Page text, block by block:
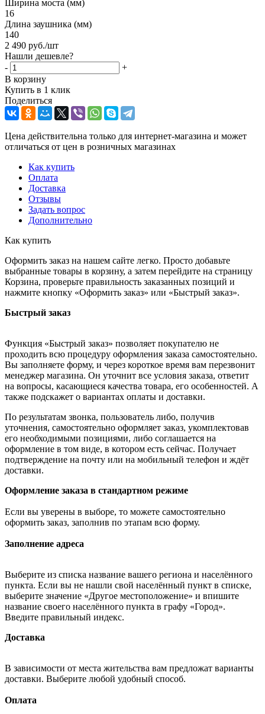
Ширина моста (мм)
16
Длина заушника (мм)
140
2 490 руб./шт
Нашли дешевле?
-
+
В корзину
Купить в 1 клик
Поделиться
Цена действительна только для интернет-магазина и может
отличаться от цен в розничных магазинах
Как купить
Оплата
Доставка
Отзывы
Задать вопрос
Дополнительно
Как купить
Оформить заказ на нашем сайте легко. Просто добавьте
выбранные товары в корзину, а затем перейдите на страницу
Корзина, проверьте правильность заказанных позиций и
нажмите кнопку «Оформить заказ» или «Быстрый заказ».
Быстрый заказ
Функция «Быстрый заказ» позволяет покупателю не
проходить всю процедуру оформления заказа самостоятельно.
Вы заполняете форму, и через короткое время вам перезвонит
менеджер магазина. Он уточнит все условия заказа, ответит
на вопросы, касающиеся качества товара, его особенностей. А
также подскажет о вариантах оплаты и доставки.
По результатам звонка, пользователь либо, получив
уточнения, самостоятельно оформляет заказ, укомплектовав
его необходимыми позициями, либо соглашается на
оформление в том виде, в котором есть сейчас. Получает
подтверждение на почту или на мобильный телефон и ждёт
доставки.
Оформление заказа в стандартном режиме
Если вы уверены в выборе, то можете самостоятельно
оформить заказ, заполнив по этапам всю форму.
Заполнение адреса
Выберите из списка название вашего региона и населённого
пункта. Если вы не нашли свой населённый пункт в списке,
выберите значение «Другое местоположение» и впишите
название своего населённого пункта в графу «Город».
Введите правильный индекс.
Доставка
В зависимости от места жительства вам предложат варианты
доставки. Выберите любой удобный способ.
Оплата